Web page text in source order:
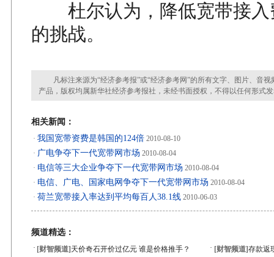
杜尔认为，降低宽带接入
的挑战。
凡标注来源为“经济参考报”或“经济参考网”的所有文字、图片、音视
产品，版权均属新华社经济参考报社，未经书面授权，不得以任何形式
相关新闻：
· 我国宽带资费是韩国的124倍 2010-08-10
· 广电争夺下一代宽带网市场 2010-08-04
· 电信等三大企业争夺下一代宽带网市场 2010-08-04
· 电信、广电、国家电网争夺下一代宽带网市场 2010-08-04
· 荷兰宽带接入率达到平均每百人38.1线 2010-06-03
频道精选：
· [财智频道] 天价奇石开价过亿元 谁是价格推手？ · [财智频道]存款返